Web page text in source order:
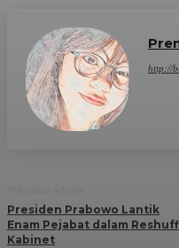
http://
Presiden Prabowo Lantik
Enam Pejabat dalam
Kabinet